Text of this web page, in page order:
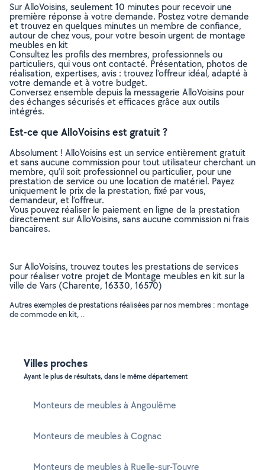
Sur AlloVoisins, seulement 10 minutes pour recevoir une
première réponse à votre demande. Postez votre demande
et trouvez en quelques minutes un membre de confiance,
autour de chez vous, pour votre besoin urgent de montage
meubles en kit
Consultez les profils des membres, professionnels ou
particuliers, qui vous ont contacté. Présentation, photos de
réalisation, expertises, avis : trouvez l'offreur idéal, adapté à
votre demande et à votre budget.
Conversez ensemble depuis la messagerie AlloVoisins pour
des échanges sécurisés et efficaces grâce aux outils
intégrés.
Est-ce que AlloVoisins est gratuit ?
Absolument ! AlloVoisins est un service entièrement gratuit
et sans aucune commission pour tout utilisateur cherchant un
membre, qu’il soit professionnel ou particulier, pour une
prestation de service ou une location de matériel. Payez
uniquement le prix de la prestation, fixé par vous,
demandeur, et l’offreur.
Vous pouvez réaliser le paiement en ligne de la prestation
directement sur AlloVoisins, sans aucune commission ni frais
bancaires.
Sur AlloVoisins, trouvez toutes les prestations de services
pour réaliser votre projet de Montage meubles en kit sur la
ville de Vars (Charente, 16330, 16570)
Autres exemples de prestations réalisées par nos membres : montage
de commode en kit, ..
Villes proches
Ayant le plus de résultats, dans le même département
Monteurs de meubles à Angoulême
Monteurs de meubles à Cognac
Monteurs de meubles à Ruelle-sur-Touvre